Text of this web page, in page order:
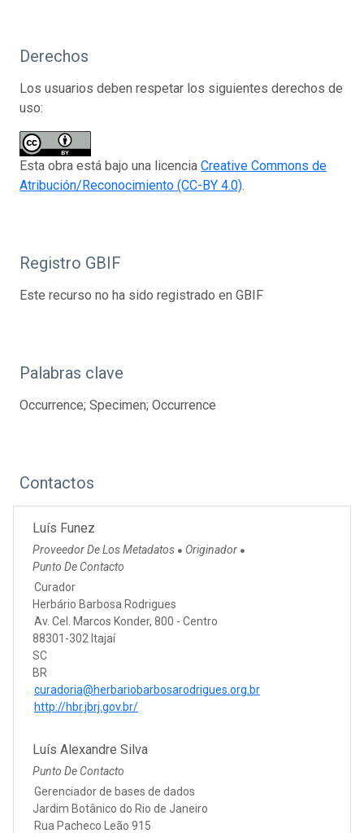
Derechos
Los usuarios deben respetar los siguientes derechos de
uso:
Esta obra está bajo una licencia Creative Commons de
Atribución/Reconocimiento (CC-BY 4.0).
Registro GBIF
Este recurso no ha sido registrado en GBIF
Palabras clave
Occurrence; Specimen; Occurrence
Contactos
Luís Funez
Proveedor De Los Metadatos ● Originador ●
Punto De Contacto
Curador
Herbário Barbosa Rodrigues
Av. Cel. Marcos Konder, 800 - Centro
88301-302 Itajaí
SC
BR
curadoria@herbariobarbosarodrigues.org.br
http://hbr.jbrj.gov.br/
Luís Alexandre Silva
Punto De Contacto
Gerenciador de bases de dados
Jardim Botânico do Rio de Janeiro
Rua Pacheco Leão 915